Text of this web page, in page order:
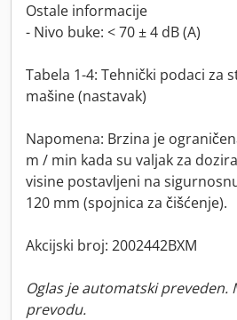
Ostale informacije
- Nivo buke: < 70 ± 4 dB (A)
Tabela 1-4: Tehnički podaci za
mašine (nastavak)
Napomena: Brzina je
m / min kada su valjak za
visine postavljeni na
120 mm (spojnica za čišćenje).
Akcijski broj: 2002442BXM
Oglas je automatski preveden.
prevodu.